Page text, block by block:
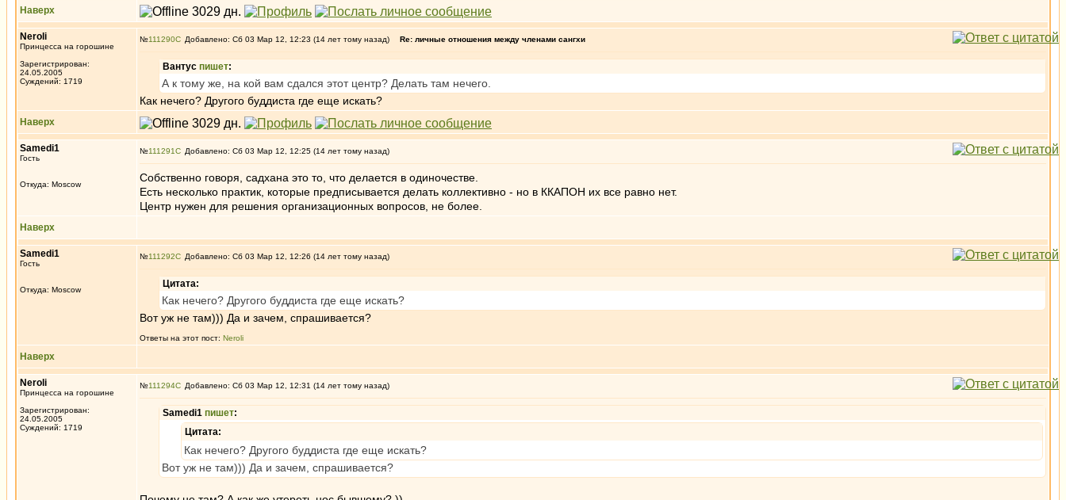
Наверх
Neroli
Принцесса на горошине
Зарегистрирован:
24.05.2005
Суждений: 1719
№111290 Добавлено: Сб 03 Мар 12, 12:23 (14 лет тому назад) Re: личные отношения между членами сангхи
Вантус пишет:
А к тому же, на кой вам сдался этот центр? Делать там нечего.
Как нечего? Другого буддиста где еще искать?
Наверх
Samedi1
Гость
Откуда: Moscow
№111291 Добавлено: Сб 03 Мар 12, 12:25 (14 лет тому назад)
Собственно говоря, садхана это то, что делается в одиночестве.
Есть несколько практик, которые предписывается делать коллективно - но в ККАПОН их все равно нет.
Центр нужен для решения организационных вопросов, не более.
Наверх
Samedi1
Гость
Откуда: Moscow
№111292 Добавлено: Сб 03 Мар 12, 12:26 (14 лет тому назад)
Цитата:
Как нечего? Другого буддиста где еще искать?
Вот уж не там))) Да и зачем, спрашивается?
Ответы на этот пост: Neroli
Наверх
Neroli
Принцесса на горошине
Зарегистрирован:
24.05.2005
Суждений: 1719
№111294 Добавлено: Сб 03 Мар 12, 12:31 (14 лет тому назад)
Samedi1 пишет:
Цитата:
Как нечего? Другого буддиста где еще искать?
Вот уж не там))) Да и зачем, спрашивается?